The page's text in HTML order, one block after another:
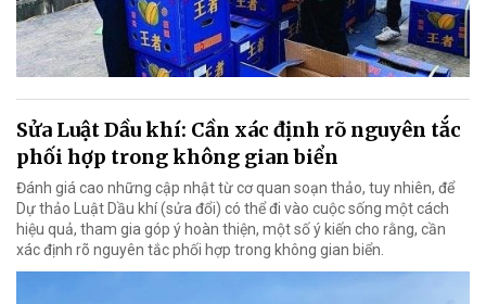
Sửa Luật Dầu khí: Cần xác định rõ nguyên tắc
phối hợp trong không gian biển
Đánh giá cao những cập nhật từ cơ quan soạn thảo, tuy nhiên, để
Dự thảo Luật Dầu khí (sửa đổi) có thể đi vào cuộc sống một cách
hiệu quả, tham gia góp ý hoàn thiện, một số ý kiến cho rằng, cần
xác định rõ nguyên tắc phối hợp trong không gian biển.